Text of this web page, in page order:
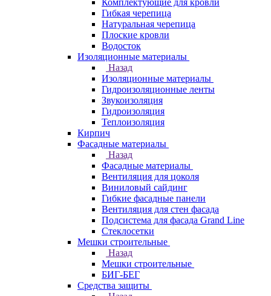
Комплектующие для кровли
Гибкая черепица
Натуральная черепица
Плоские кровли
Водосток
Изоляционные материалы
Назад
Изоляционные материалы
Гидроизоляционные ленты
Звукоизоляция
Гидроизоляция
Теплоизоляция
Кирпич
Фасадные материалы
Назад
Фасадные материалы
Вентиляция для цоколя
Виниловый сайдинг
Гибкие фасадные панели
Вентиляция для стен фасада
Подсистема для фасада Grand Line
Стеклосетки
Мешки строительные
Назад
Мешки строительные
БИГ-БЕГ
Средства защиты